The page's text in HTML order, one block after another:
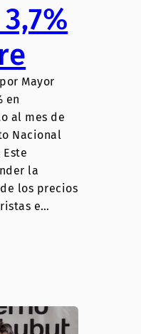
Mayor
en
al mes de
Nacional
Este
la
los precios
e…